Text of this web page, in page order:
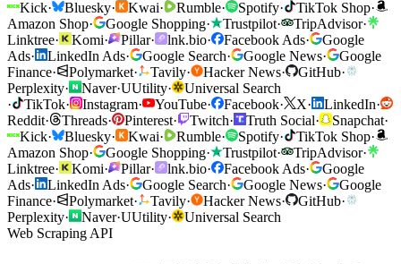
Kick· Bluesky· Kwai· Rumble· Spotify· TikTok Shop·
Amazon Shop· Google Shopping· Trustpilot· TripAdvisor·
Linktree· Komi· Pillar· lnk.bio· Facebook Ads·
Google
Ads· LinkedIn Ads· Google Search· Google News·
Google
Finance· Polymarket· Tavily· Hacker News· GitHub·
Perplexity· Naver·UUtility·
Universal Search
·
TikTok· Instagram· YouTube· Facebook· X· LinkedIn·
Reddit· Threads· Pinterest· Twitch· Truth Social· Snapchat·
Kick· Bluesky· Kwai· Rumble· Spotify· TikTok Shop·
Amazon Shop· Google Shopping· Trustpilot· TripAdvisor·
Linktree· Komi· Pillar· lnk.bio· Facebook Ads·
Google
Ads· LinkedIn Ads· Google Search· Google News·
Google
Finance· Polymarket· Tavily· Hacker News· GitHub·
Perplexity· Naver·UUtility·
Universal Search
Web Scraping API